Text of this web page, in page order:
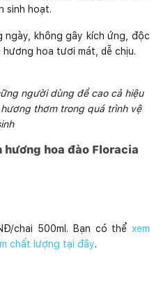
sinh hoạt.
ngày, không gây kích ứng, độc
hương hoa tươi mát, dễ chịu.
người dùng đề cao cả hiệu
thơm trong quá trình vệ
hương hoa đào Floracia
chai 500ml. Bạn có thể xem
chất lượng tại đây.